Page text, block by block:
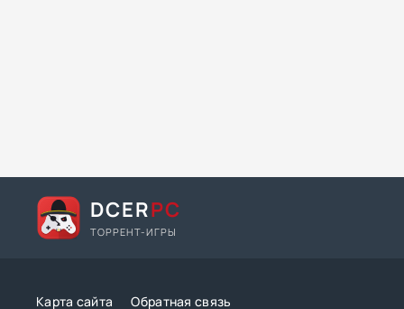
DCERPC
ТОРРЕНТ-ИГРЫ
Карта сайта Обратная связь